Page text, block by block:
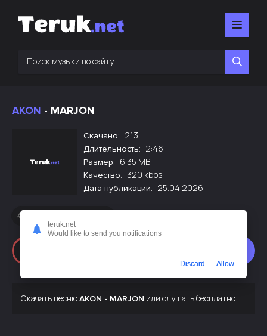
AKON - MARJON
Скачано: 213
Длительность: 2:46
Размер: 6.35 MB
Качество: 320 kbps
Дата публикации: 25.04.2026
Скачать песнюAKON - MARJON или слушать бесплатно
teruk.net
Would like to send you notifications
Discard Allow